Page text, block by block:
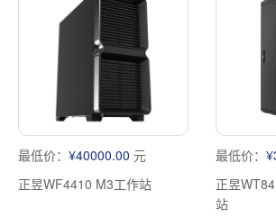
最低价： ¥40000.00 元
正昱WF4410 M3工作站
最低价：
正昱
站